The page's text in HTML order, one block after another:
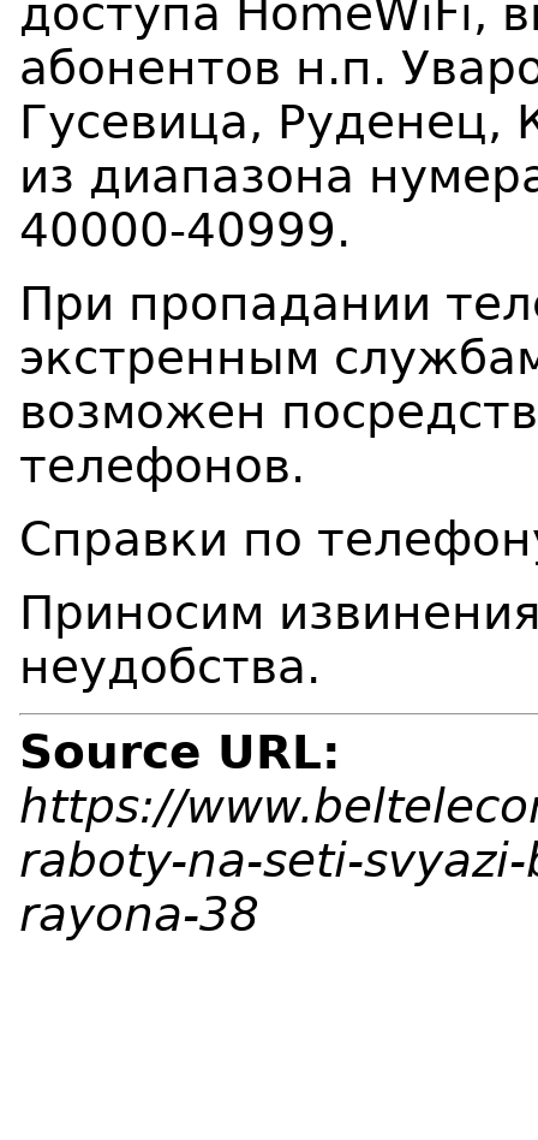
доступа HomeWi Fi,
абонентов н.п.
Гусевица, Руденец,
из диапазона
40000-40999.
При пропадании
экстренным
возможен
телефонов.
Справки по
Приносим
неудобства.
Source URL:
https://
raboty-na-seti-
rayona-38